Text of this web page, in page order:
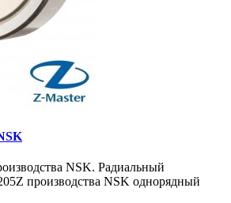
NSK. Радиальный
производства NSK однорядный